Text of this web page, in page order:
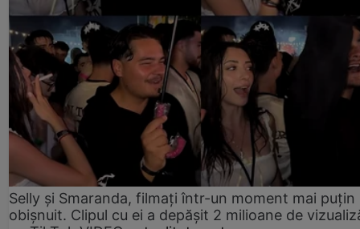
Selly și Smaranda, filmați într-un moment mai puțin
obișnuit. Clipul cu ei a depășit 2 milioane de